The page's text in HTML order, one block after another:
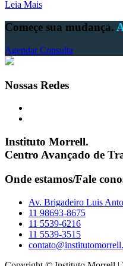
Leia Mais
Começe sua mudança.
Agendar Consulta
Nossas Redes
Instituto Morrell.
Centro Avançado de
Onde estamos/Fale
Av. Brigadeiro Luis
11 98693-8675
11 5539-6216
11 5539-3515